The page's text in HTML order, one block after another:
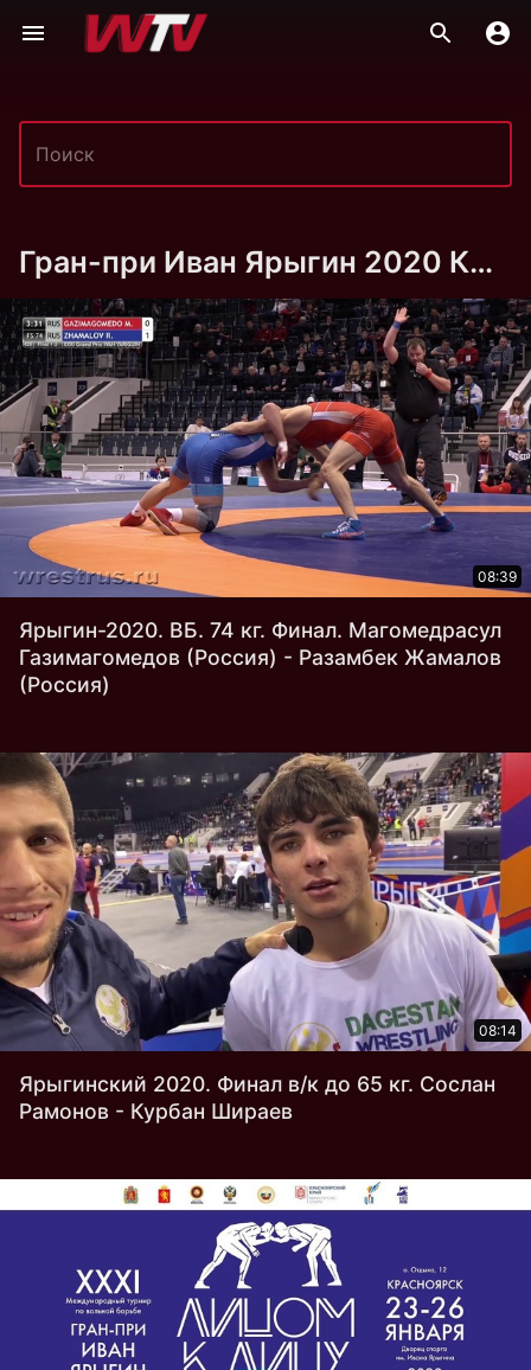
Гран-при Иван Ярыгин 2020 Красноярск
08:39
Ярыгин-2020. ВБ. 74 кг. Финал. Магомедрасул
Газимагомедов (Россия) - Разамбек Жамалов
(Россия)
08:14
Ярыгинский 2020. Финал в/к до 65 кг. Сослан
Рамонов - Курбан Шираев